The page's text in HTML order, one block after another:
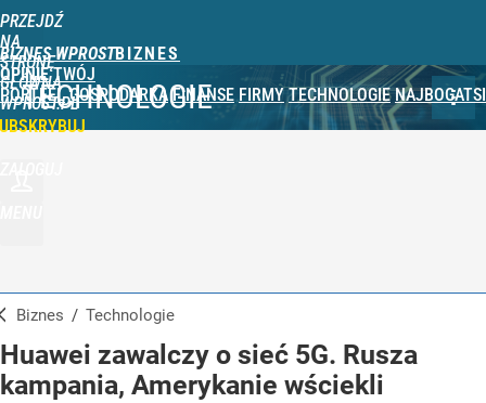
PRZEJDŹ
NA
STRONĘ
GŁÓWNĄ
WPROST.PL
BIZNES WPROST
OPINIE TWÓJ
PORTFEL GOSPODARKA FINANSE FIRMY TECHNOLOGIE NAJBOGATSI
TECHNOLOGIE
Biznes / Technologie
Huawei zawalczy o sieć 5G. Rusza
kampania, Amerykanie wściekli